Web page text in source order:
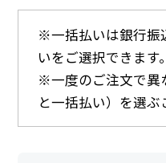
※一括払いは銀行振
いをご選択できます。
※一度のご注文で異
と一括払い）を選ぶ